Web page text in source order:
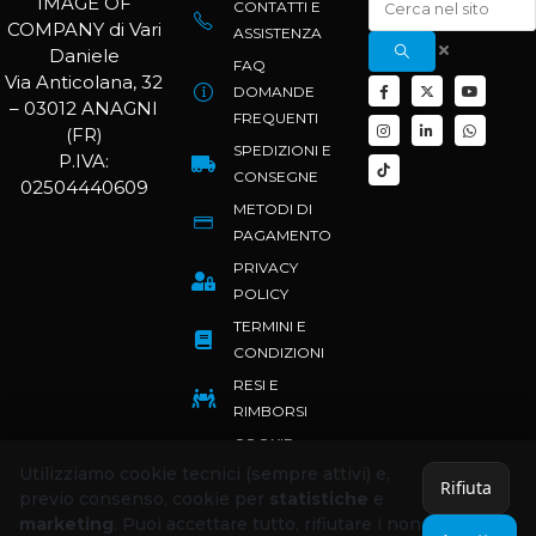
COMPANY di Vari
Daniele
Via Anticolana, 32
– 03012 ANAGNI
(FR)
P.IVA:
02504440609
CONTATTI E
ASSISTENZA
FAQ
DOMANDE
FREQUENTI
SPEDIZIONI E
CONSEGNE
METODI DI
PAGAMENTO
PRIVACY
POLICY
TERMINI E
CONDIZIONI
RESI E
RIMBORSI
COOKIE
POLICY
Utilizziamo cookie tecnici (sempre attivi) e,
previo consenso, cookie per statistiche e
marketing. Puoi accettare tutto, rifiutare i non
Rifiuta